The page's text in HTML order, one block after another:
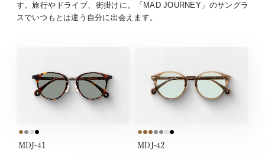
す。旅行やドライブ、街掛けに。「MAD JOURNEY」のサングラ
スでいつもとは違う自分に出会えます。
MDJ-41 MDJ-42